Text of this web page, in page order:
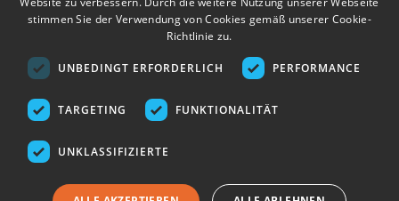
stimmen Sie der Verwendung von Cookies gemäß unserer Cookie-
Richtlinie zu.
UNBEDINGT ERFORDERLICH PERFORMANCE
TARGETING FUNKTIONALITÄT
UNKLASSIFIZIERTE